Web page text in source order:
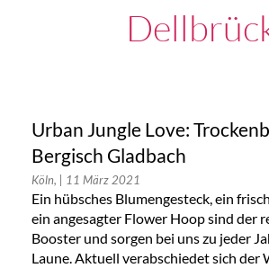
Urban Jungle Love:
Bergisch Gladbach
Köln, | 11 März 2021
Ein hübsches Blumengesteck, ein
ein angesagter Flower Hoop sind der
Booster und sorgen bei uns zu jeder
Laune. Aktuell verabschiedet sich der